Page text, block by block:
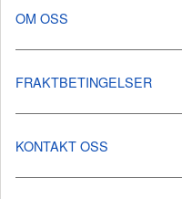
OM OSS
FRAKTBETINGELSER
KONTAKT OSS